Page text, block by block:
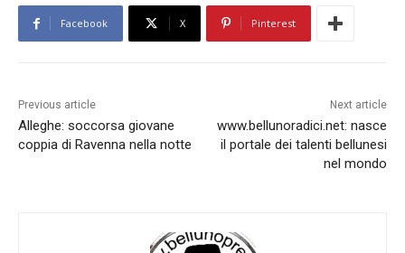
Facebook X Pinterest
Previous article
Alleghe: soccorsa giovane
coppia di Ravenna nella notte
Next article
www.bellunoradici.net: nasce
il portale dei talenti bellunesi
nel mondo